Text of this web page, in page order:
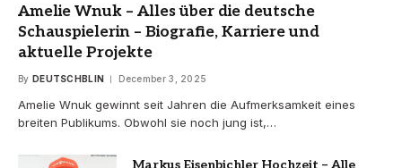
Amelie Wnuk – Alles über die deutsche
Schauspielerin – Biografie, Karriere und
aktuelle Projekte
By DEUTSCHBLIN December 3, 2025
Amelie Wnuk gewinnt seit Jahren die Aufmerksamkeit eines
breiten Publikums. Obwohl sie noch jung ist,…